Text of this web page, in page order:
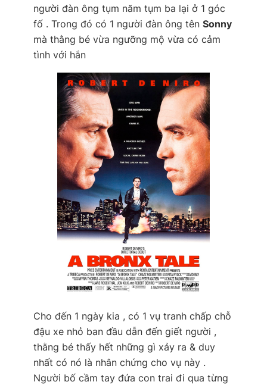
người đàn ông tụm năm tụm ba lại ở 1 góc
fố . Trong đó có 1 người đàn ông tên Sonny
mà thằng bé vừa ngưỡng mộ vừa có cảm
tình với hắn
Cho đến 1 ngày kia , có 1 vụ tranh chấp chỗ
đậu xe nhỏ ban đầu dẫn đến giết người ,
thằng bé thấy hết những gì xảy ra & duy
nhất có nó là nhân chứng cho vụ này .
Người bố cầm tay đứa con trai đi qua từng